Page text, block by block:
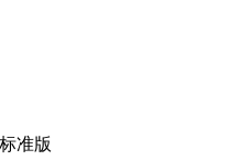
准版